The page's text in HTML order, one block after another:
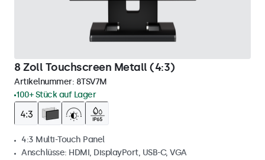
8 Zoll Touchscreen Metall (4:3)
Artikelnummer: 8TSV7M
100+ Stück auf Lager
4:3 Multi-Touch Panel
Anschlüsse: HDMI, DisplayPort, USB-C, VGA